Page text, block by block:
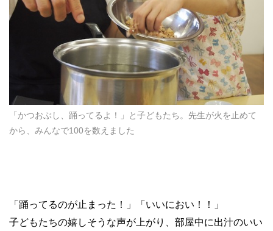
「かつおぶし、踊ってるよ！」と子どもたち。先生が火を止めて
から、みんなで100を数えました
「踊ってるのが止まった！」「いいにおい！！」
子どもたちの嬉しそうな声が上がり、部屋中に出汁のいい